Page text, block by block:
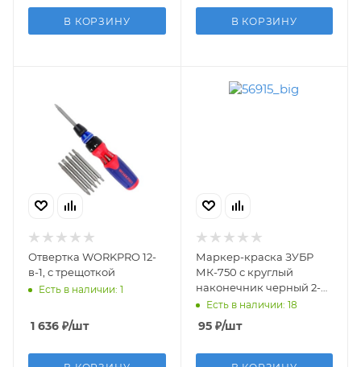
В КОРЗИНУ В КОРЗИНУ
Отвертка WORKPRO 12-
в-1, с трещоткой
Есть в наличии: 1
1 636 ₽/шт
Маркер-краска ЗУБР
МК-750 с круглый
наконечник черный 2-
4ммЕсть в наличии: 18
95₽/шт